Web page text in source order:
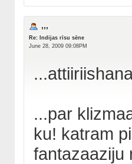
,,,
Re: Indijas rīsu sēne
June 28, 2009 09:08PM
...par
ku! katram
fantazaaziju